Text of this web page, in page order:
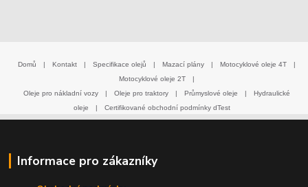
Domů | Kontakt | Specifikace olejů | Mazací plány | Motocyklové oleje 4T
|
Motocyklové oleje 2T
|
Oleje pro nákladní vozy
| Oleje pro traktory | Průmyslové oleje |
Hydraulické
oleje
| Certifikované obchodní podmínky dTest
Informace pro zákazníky